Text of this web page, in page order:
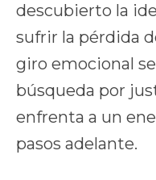
descubierto la
sufrir la pérdida
giro emocional
búsqueda por
enfrenta a un
pasos adelante.